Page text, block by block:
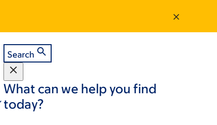
Search
What can we help you find
today?